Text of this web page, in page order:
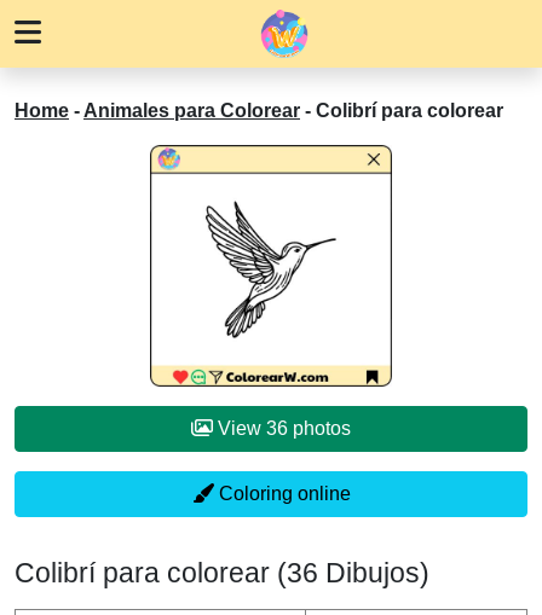
Home - Animales para Colorear - Colibrí para colorear
View 36 photos
Coloring online
Colibrí para colorear (36 Dibujos)